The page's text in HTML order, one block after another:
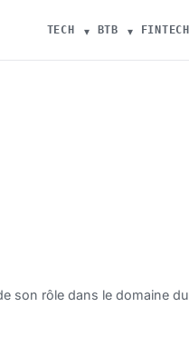
TECH BTB FINTECH
son rôle dans le domaine